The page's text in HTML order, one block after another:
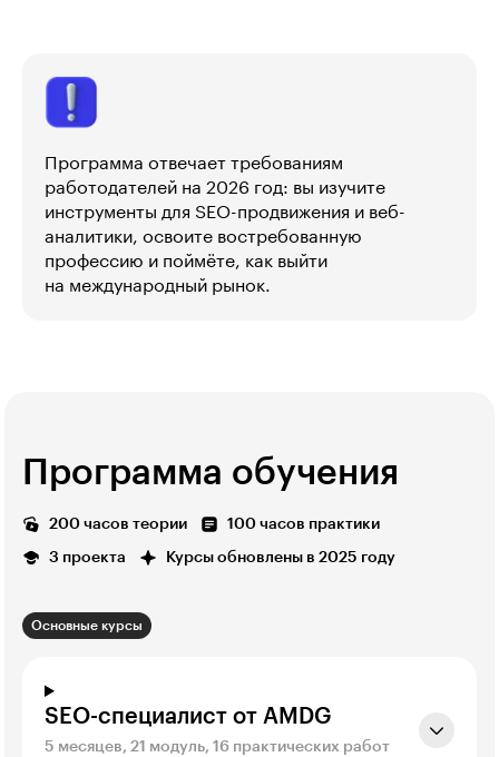
Программа отвечает требованиям
работодателей на 2026 год: вы изучите
инструменты для SEO-продвижения и веб-
аналитики, освоите востребованную
профессию и поймёте, как выйти
на международный рынок.
Программа обучения
200 часов теории 100 часов практики
3 проекта Курсы обновлены в 2025 году
Основные курсы
SEO-специалист от AMDG
5 месяцев, 21 модуль, 16 практических работ